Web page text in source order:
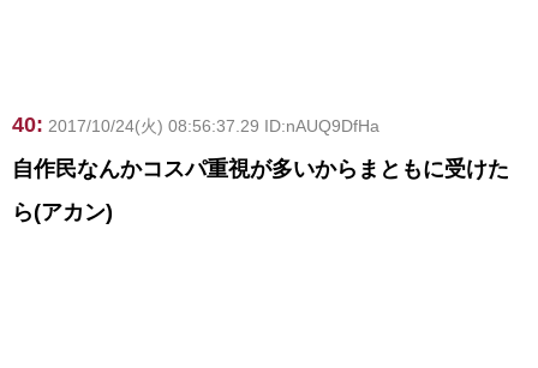
40: 2017/10/24(火) 08:56:37.29 ID:nAUQ9DfHa
自作民なんかコスパ重視が多いからまともに受けた
ら(アカン)